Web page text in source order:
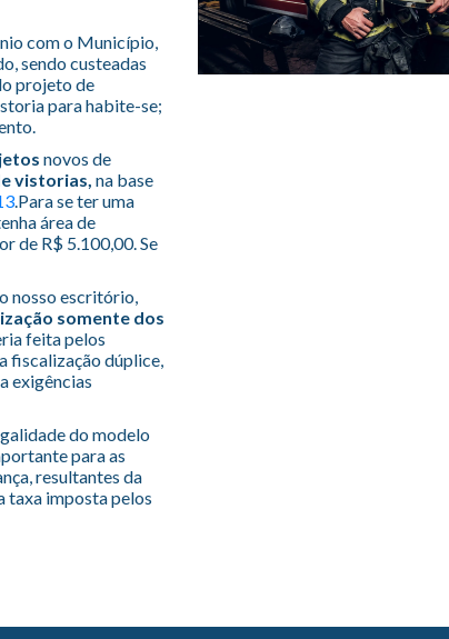
com o Município,
sendo custeadas
projeto de
para habite-se;
novos de
vistorias, na base
.Para se ter uma
área de
de R$ 5.100,00. Se
nosso escritório,
somente dos
feita pelos
fiscalização dúplice,
exigências
do modelo
para as
resultantes da
taxa imposta pelos